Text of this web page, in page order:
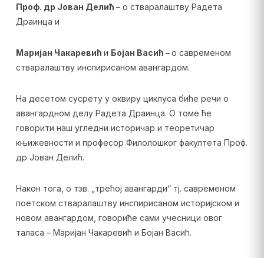
Проф. др Јован Делић – о стваралаштву Радета
Драинца и
Маријан Чакаревић и Бојан Васић –о савременом
стваралаштву инспирисаном авангардом.
На десетом сусрету у оквиру циклуса биће речи о
авангардном делу Радета Драинца. О томе ће
говорити наш угледни историчар и теоретичар
књижевности и професор Филолошког факултета Проф.
др Јован Делић.
Након тога, о тзв. „трећој авангарди“ тј. савременом
поетском стваралаштву инспирисаном историјском и
новом авангардом, говориће сами учесници овог
таласа – Маријан Чакаревић и Бојан Васић.